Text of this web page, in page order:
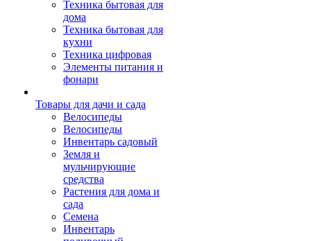
Техника бытовая для
дома
Техника бытовая для
кухни
Техника цифровая
Элементы питания и
фонари
Товары для дачи и сада
Велосипеды
Велосипеды
Инвентарь садовый
Земля и
мульчирующие
средства
Растения для дома и
сада
Семена
Инвентарь